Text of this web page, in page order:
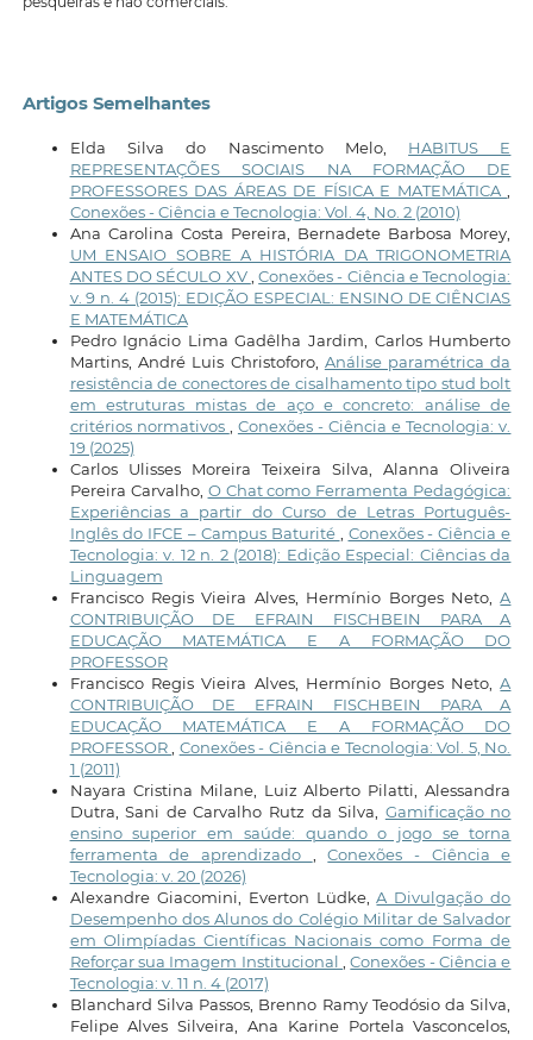
Artigos Semelhantes
Elda Silva do Nascimento Melo, HABITUS E
REPRESENTAÇÕES SOCIAIS NA FORMAÇÃO DE
PROFESSORES DAS ÁREAS DE FÍSICA E MATEMÁTICA
Conexões - Ciência e Tecnologia: Vol. 4, No. 2 (2010)
Ana Carolina Costa Pereira, Bernadete Barbosa Morey,
UM ENSAIO SOBRE A HISTÓRIA DA TRIGONOMETRIA
ANTES DO SÉCULO XV ,Conexões - Ciência e Tecnologia:
v. 9 n. 4 (2015): EDIÇÃO ESPECIAL: ENSINO DE CIÊNCIAS
E MATEMÁTICA
Pedro Ignácio Lima Gadêlha Jardim, Carlos Humberto
Martins, André Luis Christoforo, Análise paramétrica da
resistência de conectores de cisalhamento tipo stud bolt
em estruturas mistas de aço e concreto: análise de
critérios normativos
Conexões - Ciência e Tecnologia: v.
19 (2025)
Carlos Ulisses Moreira Teixeira Silva, Alanna Oliveira
Pereira Carvalho, O Chat como Ferramenta Pedagógica:
Experiências a partir do Curso de Letras Português-
Inglês do IFCE – Campus Baturité
Conexões - Ciência e
Tecnologia: v. 12 n. 2 (2018): Edição Especial: Ciências da
Linguagem
Francisco Regis Vieira Alves, Hermínio Borges Neto,A
CONTRIBUIÇÃO DE EFRAIN FISCHBEIN PARA A
EDUCAÇÃO MATEMÁTICA E A FORMAÇÃO DO
PROFESSOR
Francisco Regis Vieira Alves, Hermínio Borges Neto,A
CONTRIBUIÇÃO DE EFRAIN FISCHBEIN PARA A
EDUCAÇÃO MATEMÁTICA E A FORMAÇÃO DO
PROFESSOR
Conexões - Ciência e Tecnologia: Vol. 5, No.
1 (2011)
Nayara Cristina Milane, Luiz Alberto Pilatti, Alessandra
Dutra, Sani de Carvalho Rutz da Silva, Gamificação no
ensino superior em saúde: quando o jogo se torna
ferramenta de aprendizado
,Conexões - Ciência e
Tecnologia: v. 20 (2026)
Alexandre Giacomini, Everton Lüdke,A Divulgação do
Desempenho dos Alunos do Colégio Militar de Salvador
em Olimpíadas Científicas Nacionais como Forma de
Reforçar sua Imagem Institucional
,Conexões - Ciência e
Tecnologia: v. 11 n. 4 (2017)
Blanchard Silva Passos, Brenno Ramy Teodósio da Silva,
Felipe Alves Silveira, Ana Karine Portela Vasconcelos,